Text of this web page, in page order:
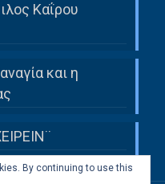
Καΐρου
και η
By continuing to use this